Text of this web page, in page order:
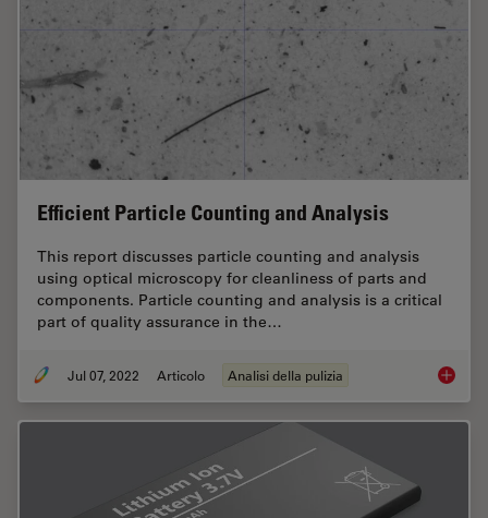
Efficient Particle Counting and Analysis
This report discusses particle counting and analysis
using optical microscopy for cleanliness of parts and
components. Particle counting and analysis is a critical
part of quality assurance in the…
Jul 07, 2022 Articolo Analisi della pulizia